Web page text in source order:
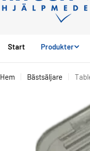
Start Produkter
Hem Bästsäljare